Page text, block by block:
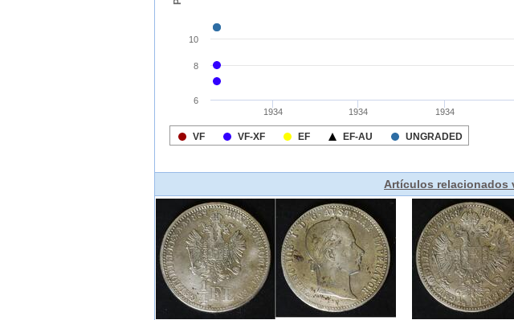
Artículos relacionados